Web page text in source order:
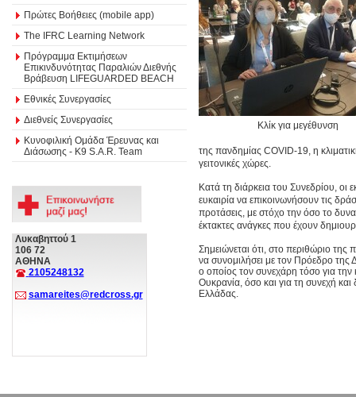
Πρώτες Βοήθειες (mobile app)
The IFRC Learning Network
Πρόγραμμα Εκτιμήσεων
Επικινδυνότητας Παραλιών Διεθνής
Βράβευση LIFEGUARDED BEACH
Εθνικές Συνεργασίες
Διεθνείς Συνεργασίες
Κυνοφιλική Ομάδα Έρευνας και
Διάσωσης - Κ9 S.A.R. Team
Λυκαβηττού 1
106 72
ΑΘΗΝΑ
2105248132
samareites@redcross.gr
Κλίκ για μεγέθυνση
της πανδημίας COVID-19, η
γειτονικές χώρες.
Κατά τη διάρκεια του Συνεδρίου,
ευκαιρία να επικοινωνήσουν τις
προτάσεις, με στόχο την όσο το
έκτακτες ανάγκες που έχουν
Σημειώνεται ότι, στο περιθώριο
να συνομιλήσει με τον Πρόεδρο
o οποίος τον συνεχάρη τόσο για
Ουκρανία, όσο και για τη συνεχή
Ελλάδας.